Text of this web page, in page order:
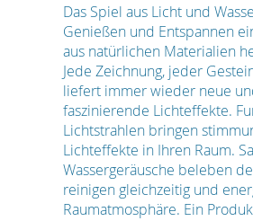
Das Spiel aus Licht und
Genießen und Entspannen
aus natürlichen Materialien
Jede Zeichnung, jeder
liefert immer wieder neue
faszinierende Lichteffekte.
Lichtstrahlen bringen
Lichteffekte in Ihren Raum.
Wassergeräusche beleben
reinigen gleichzeitig und
Raumatmosphäre. Ein